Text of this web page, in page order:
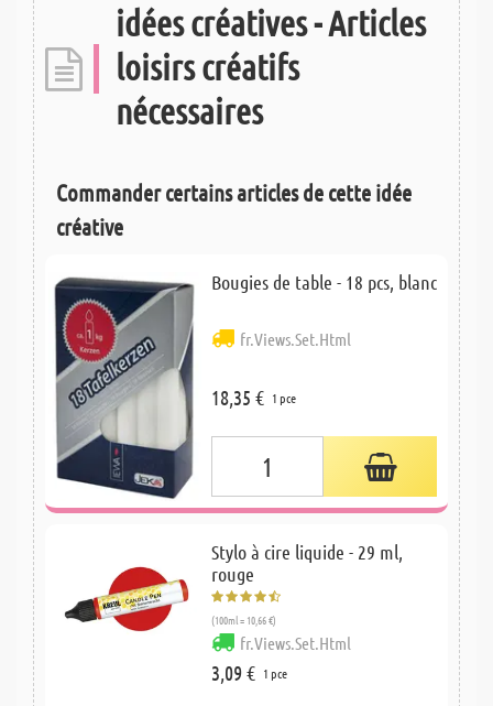
idées créatives - Articles
loisirs créatifs
nécessaires
Commander certains articles de cette idée
créative
Bougies de table - 18 pcs, blanc
fr.Views.Set.Html
18,35 € 1 pce
Stylo à cire liquide - 29 ml,
rouge
(100ml = 10,66 €)
fr.Views.Set.Html
3,09 € 1 pce